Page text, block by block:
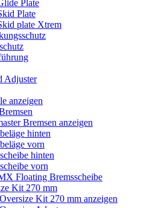
Plate
Plate
plate Xtrem
Adjuster
anzeigen
Bremsen anzeigen
hinten
vorn
hinten
vorn
Floating Bremsscheibe
Kit 270 mm
Oversize Kit 270 mm anzeigen